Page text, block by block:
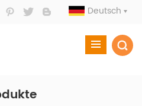
Deutsch